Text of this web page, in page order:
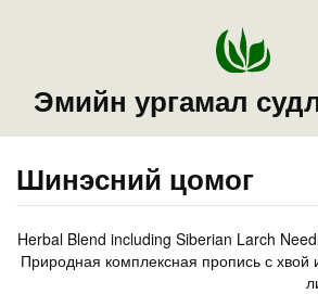
Эмийн ургамал
Шинэсний цомог
Herbal Blend including Siberian Larch
Природная комплексная пропись с хвой